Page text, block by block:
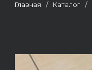
Главная / Каталог /